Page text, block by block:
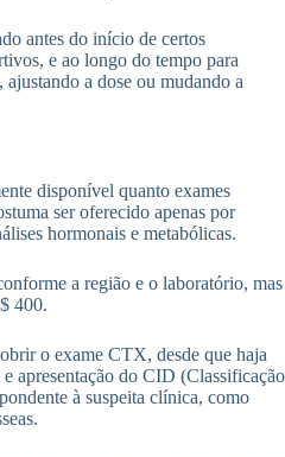
antes do início de certos
e ao longo do tempo para
a dose ou mudando a
disponível quanto exames
ser oferecido apenas por
hormonais e metabólicas.
a região e o laboratório, mas
400.
o exame CTX, desde que haja
apresentação do CID (Classificação
à suspeita clínica, como